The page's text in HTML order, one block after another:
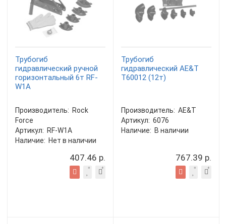
Трубогиб
гидравлический ручной
горизонтальный 6т RF-
W1A
Производитель: Rock
Force
Артикул: RF-W1A
Наличие: Нет в наличии
407.46 р.
Трубогиб
гидравлический AE&T
T60012 (12т)
Производитель: AE&T
Артикул: 6076
Наличие: В наличии
767.39 р.